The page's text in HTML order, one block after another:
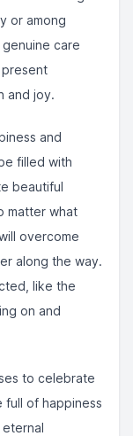
or among
care
present
and joy.
and
filled with
beautiful
matter what
overcome
along the way.
like the
on and
to celebrate
full of happiness